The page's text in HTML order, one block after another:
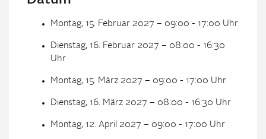
Montag, 15. Februar 2027 – 09:00 - 17:00 Uhr
Dienstag, 16. Februar 2027 – 08:00 - 16:30
Uhr
Montag, 15. März 2027 – 09:00 - 17:00 Uhr
Dienstag, 16. März 2027 – 08:00 - 16:30 Uhr
Montag, 12. April 2027 – 09:00 - 17:00 Uhr